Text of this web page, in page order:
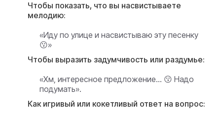
Чтобы показать, что вы насвистываете
мелодию:
«Иду по улице и насвистываю эту песенку
😗»
Чтобы выразить задумчивость или раздумье:
«Хм, интересное предложение... 😗 Надо
подумать».
Как игривый или кокетливый ответ на вопрос: